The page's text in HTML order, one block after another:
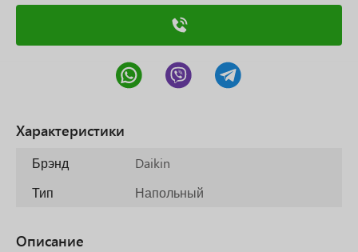
Характеристики
Брэнд
Daikin
Тип
Напольный
Описание